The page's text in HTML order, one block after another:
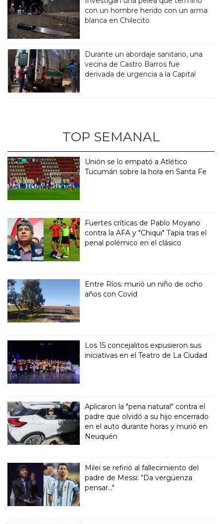
con un hombre herido con un arma
blanca en Chilecito
Durante un abordaje sanitario, una
vecina de Castro Barros fue
derivada de urgencia a la Capital
TOP SEMANAL
Unión se lo empató a Atlético
Tucumán sobre la hora en Santa Fe
Fuertes críticas de Pablo Moyano
contra la AFA y "Chiqui" Tapia tras el
penal polémico en el clásico
Entre Ríos: murió un niño de ocho
años con Covid
Los 15 concejalitos expusieron sus
iniciativas en el Teatro de La Ciudad
Aplicaron la "pena natural" contra el
padre que olvidó a su hijo encerrado
en el auto durante horas y murió en
Neuquén
Milei se refirió al fallecimiento del
padre de Messi: “Da vergüenza
pensar..."